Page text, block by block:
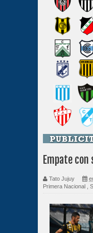
Empate con
Tato Jujuy
Primera Nacional